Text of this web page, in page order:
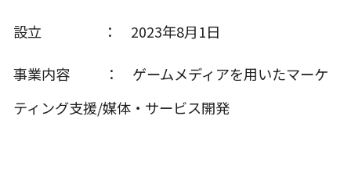
設立 ： 2023年8月1日
事業内容 ： ゲームメディアを用いたマーケ
ティング支援/媒体・サービス開発